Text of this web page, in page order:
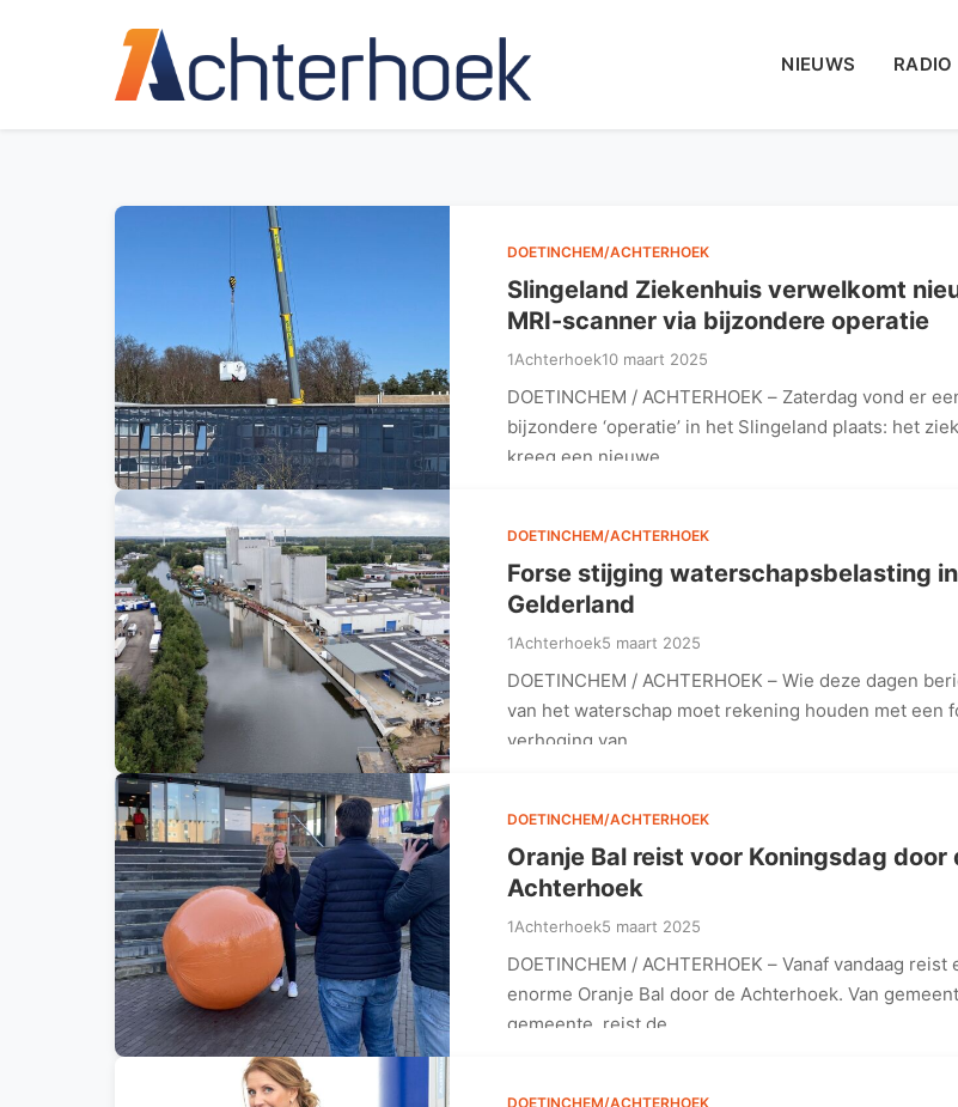
NIEUWS RADIO
DOETINCHEM/ACHTERHOEK
Slingeland Ziekenhuis verwelkomt
MRI-scanner via bijzondere operatie
1Achterhoek10 maart 2025
DOETINCHEM / ACHTERHOEK – Zaterdag vond er
bijzondere ‘operatie’ in het Slingeland plaats: het
kreeg een nieuwe…
DOETINCHEM/ACHTERHOEK
Forse stijging waterschapsbelasting in
Gelderland
1Achterhoek5 maart 2025
DOETINCHEM / ACHTERHOEK – Wie deze dagen
van het waterschap moet rekening houden met een
verhoging van…
DOETINCHEM/ACHTERHOEK
Oranje Bal reist voor Koningsdag door
Achterhoek
1Achterhoek5 maart 2025
DOETINCHEM / ACHTERHOEK – Vanaf vandaag reist
enorme Oranje Bal door de Achterhoek. Van
gemeente, reist de…
DOETINCHEM/ACHTERHOEK